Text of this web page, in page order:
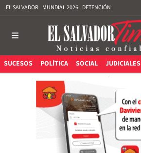
EL SALVADOR MUNDIAL 2026 DETENCIÓN
SUCESOS POLÍTICA SOCIAL JUDICIALES